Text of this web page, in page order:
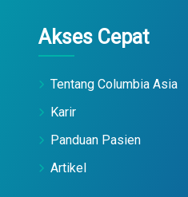
Akses Cepat
Tentang Columbia Asia
Karir
Panduan Pasien
Artikel